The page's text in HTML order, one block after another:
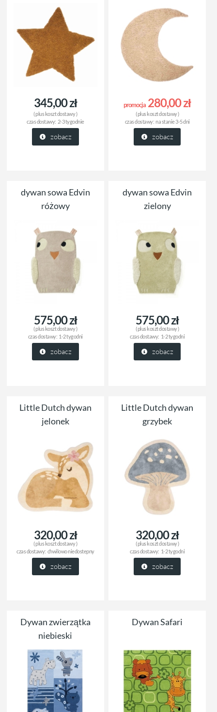
345,00 zł
( plus koszt dostawy)
czas dostawy: 2-3 tygodnie
zobacz
promocja 280,00 zł
( plus koszt dostawy)
czas dostawy:na stanie 3-5 dni
zobacz
dywan sowa Edvin
różowy
575,00 zł
( pluskoszt dostawy)
czas dostawy: 1-2 tygodni
zobacz
dywan sowa Edvin
zielony
575,00 zł
( pluskoszt dostawy)
czas dostawy: 1-2 tygodni
zobacz
Little Dutch dywan
jelonek
320,00 zł
( plus koszt dostawy)
czas dostawy: chwilowo niedostepny
zobacz
Little Dutch dywan
grzybek
320,00 zł
( plus koszt dostawy)
czas dostawy: 1-2 tygodni
zobacz
Dywan zwierzątka
niebieski
Dywan Safari